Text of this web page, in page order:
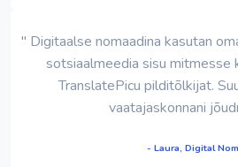
" Digitaalse nomaadina kasutan
sotsiaalmeedia sisu mitmesse
TranslatePicu pilditõlkijat.
vaatajaskonnani
- Laura, Digital